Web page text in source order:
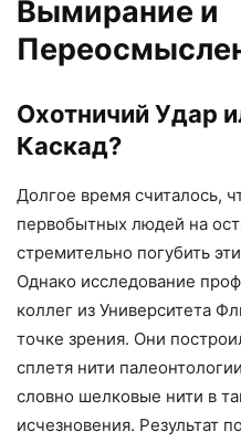
Вымирание и
Охотничий Удар
Каскад?
Долгое время считалось,
первобытных людей на
стремительно погубить
Однако исследование
коллег из Университета
точке зрения. Они
сплетя нити
словно шелковые нити в
исчезновения. Результат